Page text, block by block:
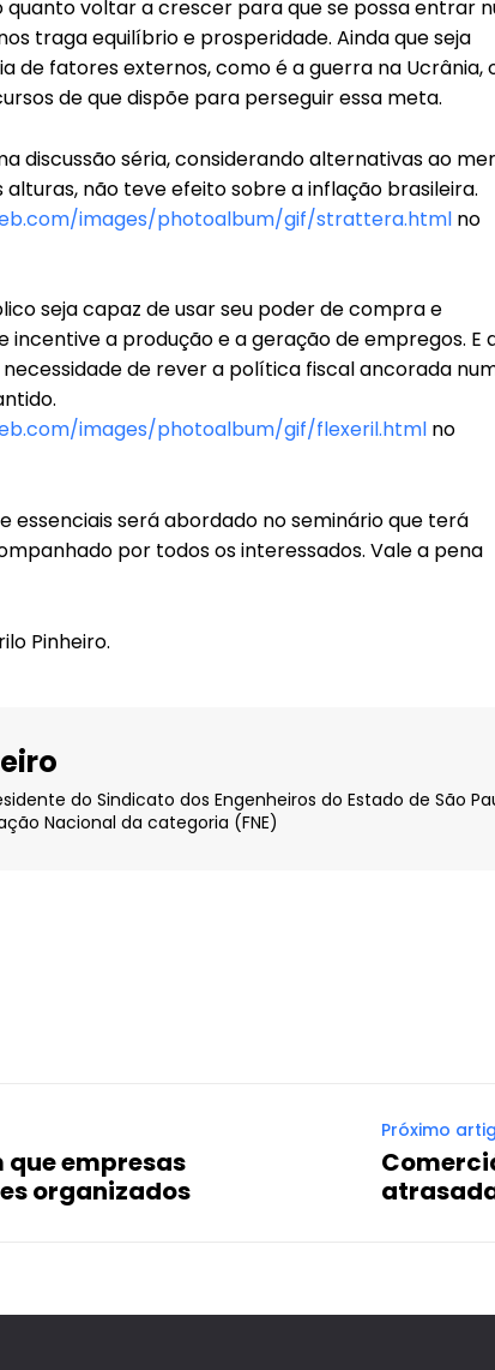
voltar a crescer para que se possa entrar
traga equilíbrio e prosperidade. Ainda que seja
de fatores externos, como é a guerra na Ucrânia,
de que dispõe para perseguir essa meta.
discussão séria, considerando alternativas ao
alturas, não teve efeito sobre a inflação brasileira.
images/photoalbum/gif/strattera.html no
seja capaz de usar seu poder de compra e
a produção e a geração de empregos. E
de rever a política fiscal ancorada
images/photoalbum/gif/flexeril.html no
essenciais será abordado no seminário que terá
por todos os interessados. Vale a pena
Pinheiro.
do Sindicato dos Engenheiros do Estado de São
Nacional da categoria (FNE)
que empresas
organizados
Próximo